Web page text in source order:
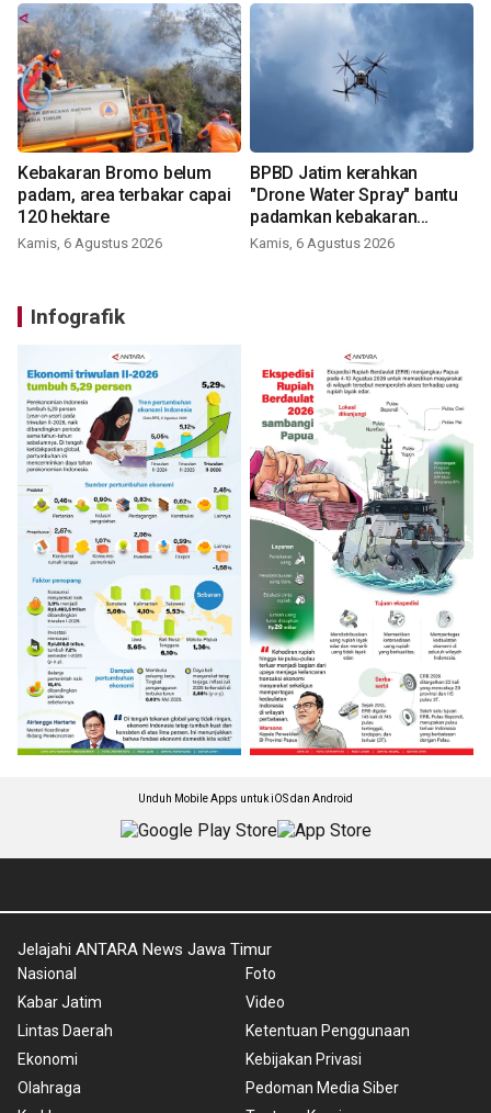
Kebakaran Bromo belum
padam, area terbakar capai
120 hektare
Kamis, 6 Agustus 2026
BPBD Jatim kerahkan
"Drone Water Spray" bantu
padamkan kebakaran
Bromo
Kamis, 6 Agustus 2026
Infografik
Unduh Mobile Apps untuk iOS dan Android
Jelajahi ANTARA News Jawa Timur
Nasional
Kabar Jatim
Lintas Daerah
Ekonomi
Olahraga
Foto
Video
Ketentuan Penggunaan
Kebijakan Privasi
Pedoman Media Siber